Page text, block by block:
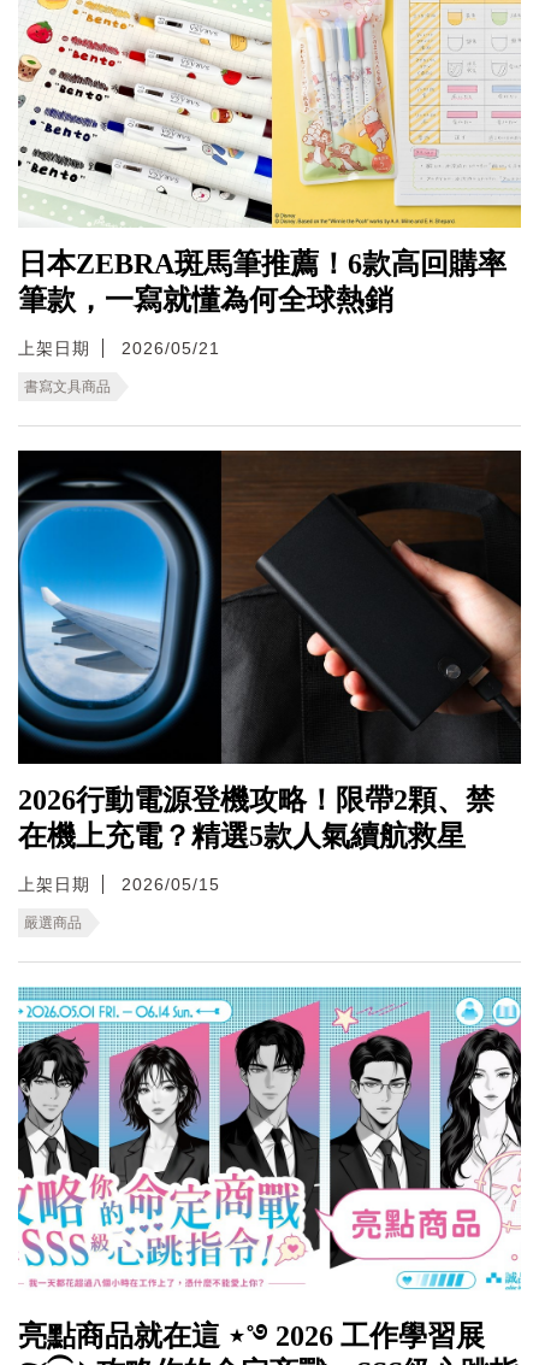
日本ZEBRA斑馬筆推薦！6款高回購率
筆款，一寫就懂為何全球熱銷
上架日期 2026/05/21
書寫文具商品
2026行動電源登機攻略！限帶2顆、禁
在機上充電？精選5款人氣續航救星
上架日期 2026/05/15
嚴選商品
亮點商品就在這 ⋆˚࿔ 2026 工作學習展